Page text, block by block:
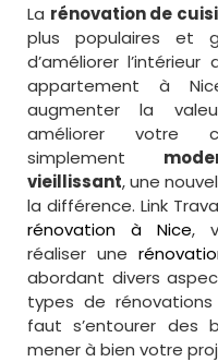
La rénovation de
plus populaires et
d’améliorer
appartement à
augmenter la
améliorer votre
simplement
vieillissant, une
la différence. Link
rénovation à Nice,
réaliser une
abordant divers
types de
faut s’entourer des
mener à bien votre